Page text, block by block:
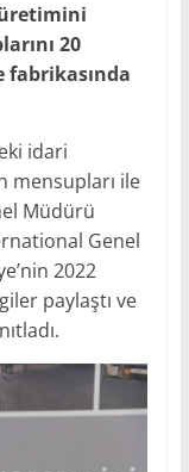
üretimini
20
fabrikasında
idari
mensupları ile
Müdürü
Genel
2022
paylaştı ve